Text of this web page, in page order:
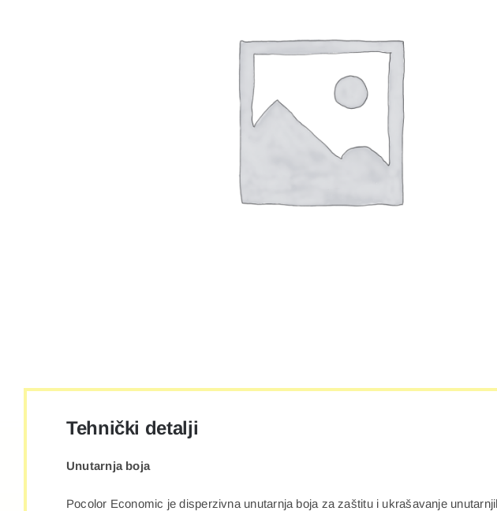
Dokazana izolacija
učinkovito, posvuda.
šire za neusporedivu
troškova i svestranu
Tehnički detalji
Unutarnja boja
Pocolor Economic je disperzivna unutarnja boja za zaštitu i ukrašavanje